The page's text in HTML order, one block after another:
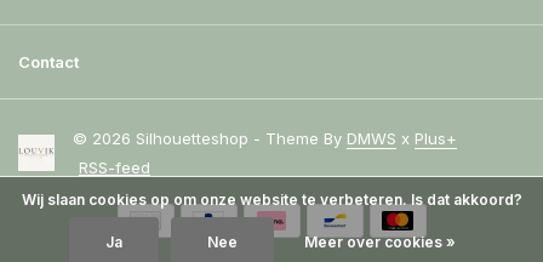
Contact
© 2026 Silhouetteshop - Theme By DMWS x Plus+
RSS-feed
Wij slaan cookies op om onze website te verbeteren. Is dat akkoord?
Ja Nee Meer over cookies »